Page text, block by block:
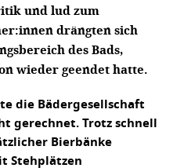
und lud zum
drängten sich
des Bads,
wieder geendet hatte.
die Bädergesellschaft
gerechnet. Trotz schnell
Bierbänke
Stehplätzen